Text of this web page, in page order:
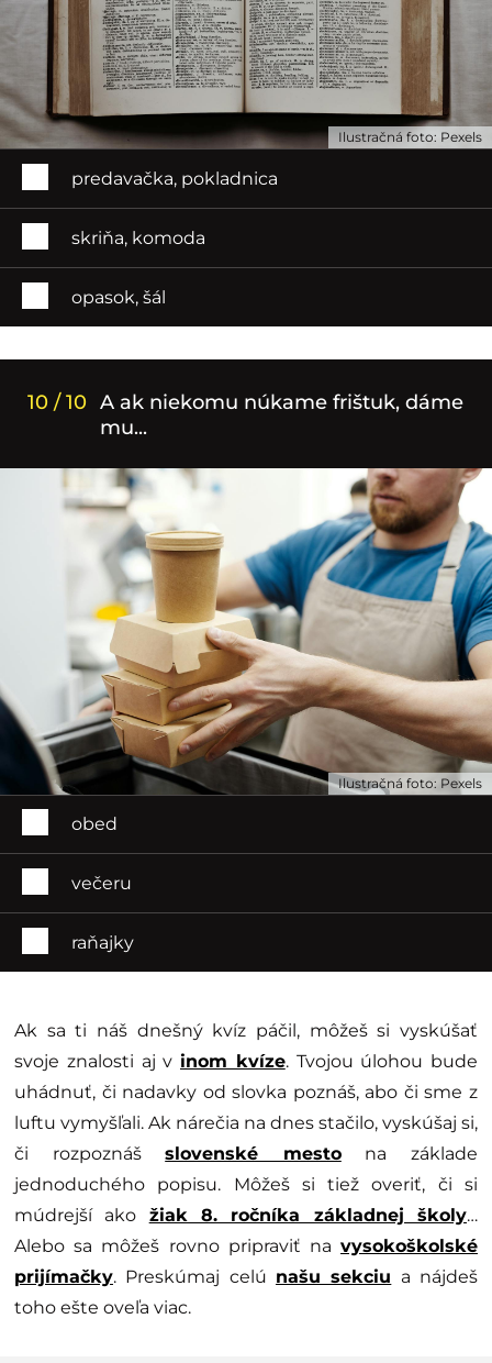
Ilustračná foto: Pexels
predavačka, pokladnica
skriňa, komoda
opasok, šál
10 / 10 A ak niekomu núkame frištuk, dáme
mu...
Ilustračná foto: Pexels
obed
večeru
raňajky
Ak sa ti náš dnešný kvíz páčil, môžeš si vyskúšať
svoje znalosti aj v inom kvíze. Tvojou úlohou bude
uhádnuť, či nadavky od slovka poznáš, abo či sme z
luftu vymyšľali. Ak nárečia na dnes stačilo, vyskúšaj si,
či rozpoznášslovenské mestona základe
jednoduchého popisu. Môžeš si tiež overiť, či si
múdrejší ako žiak 8. ročníka základnej školy…
Alebo sa môžeš rovno pripraviť na vysokoškolské
prijímačky. Preskúmaj celú našu sekciu a nájdeš
toho ešte oveľa viac.